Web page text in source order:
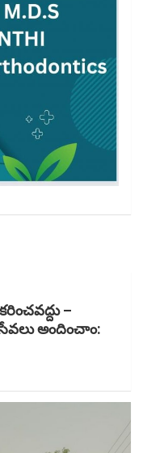
–
అందించాం: